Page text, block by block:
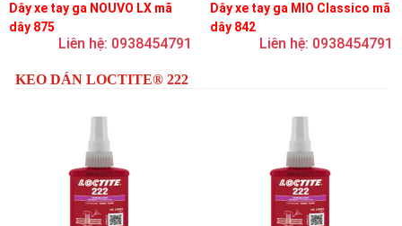
Dây xe tay ga NOUVO LX mã
dây 875
Liên hệ: 0938454791
Dây xe tay ga MIO Classico mã
dây 842
Liên hệ: 0938454791
KEO DÁN LOCTITE® 222